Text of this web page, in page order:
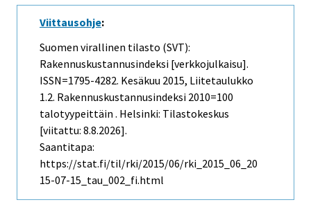
Viittausohje:
Suomen virallinen tilasto (SVT):
Rakennuskustannusindeksi [verkkojulkaisu].
ISSN=1795-4282. Kesäkuu 2015, Liitetaulukko
1.2. Rakennuskustannusindeksi 2010=100
talotyypeittäin . Helsinki: Tilastokeskus
[viitattu: 8.8.2026].
Saantitapa:
https://stat.fi/til/rki/2015/06/rki_2015_06_20
15-07-15_tau_002_fi.html